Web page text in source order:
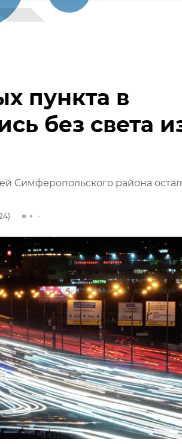
пункта в
без света
Симферопольского района